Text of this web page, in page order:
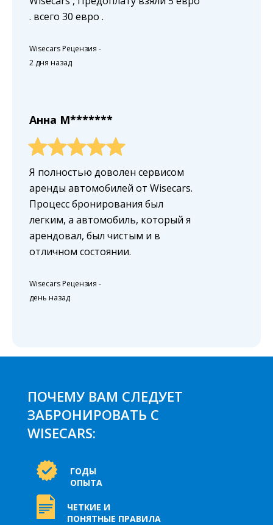
. всего 30 евро .
Wisecars Рецензия -
2 дня назад
Анна M*******
Я полностью доволен сервисом
аренды автомобилей от Wisecars.
Процесс бронирования был
легким, а автомобиль, который я
арендовал, был чистым и в
отличном состоянии.
Wisecars Рецензия -
день назад
ПОЧЕМУ ВАМ СЛЕДУЕТ
ЗАБРОНИРОВАТЬ С
WISECARS:
ГОДЫ
ОПЫТА
ЧЕТКИЕ И
ПОНЯТНЫЕ ПРАВИЛА